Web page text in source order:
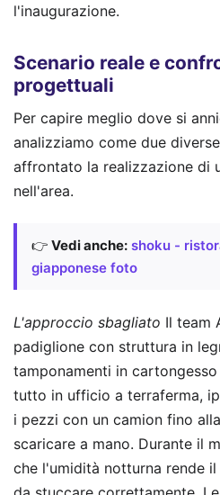
l'inaugurazione.
Scenario reale e
progettuali
Per capire meglio dove si
analizziamo come due
affrontato la realizzazione di
nell'area.
👉 Vedi anche: shoku -
giapponese foto
L'approccio sbagliato Il team
padiglione con struttura in
tamponamenti in
tutto in ufficio a terraferma,
i pezzi con un camion fino
scaricare a mano. Durante il
che l'umidità notturna rende